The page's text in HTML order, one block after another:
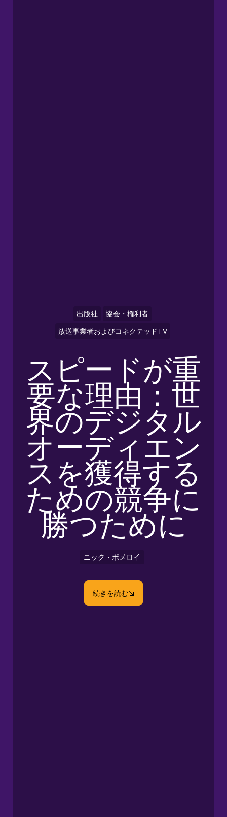
出版社 協会・権利者
放送事業者およびコネクテッドTV
スピードが重
要な理由：世
界のデジタル
オーディエン
スを獲得する
ための競争に
勝つために
ニック・ポメロイ
続きを読む